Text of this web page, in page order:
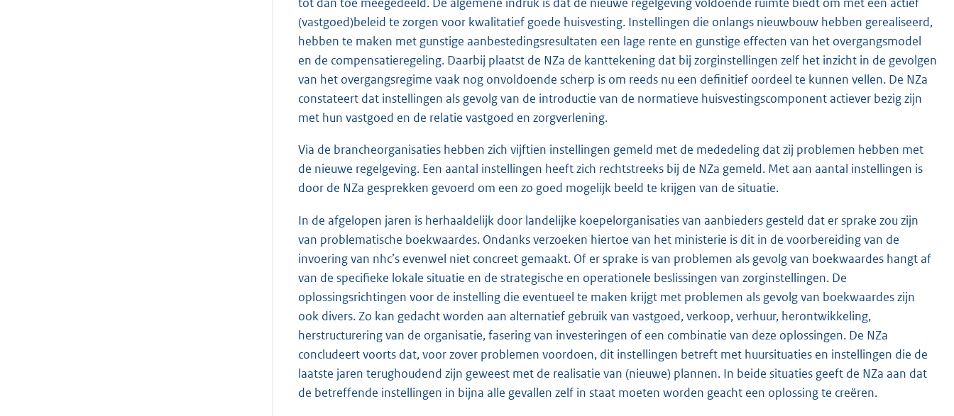
(vastgoed)beleid te zorgen voor kwalitatief goede huisvesting. Instellingen die onlangs nieuwbouw hebben gerealiseerd,
hebben te maken met gunstige aanbestedingsresultaten een lage rente en gunstige effecten van het overgangsmodel
en de compensatieregeling. Daarbij plaatst de NZa de kanttekening dat bij zorginstellingen zelf het inzicht in de gevolgen
van het overgangsregime vaak nog onvoldoende scherp is om reeds nu een definitief oordeel te kunnen vellen. De NZa
constateert dat instellingen als gevolg van de introductie van de normatieve huisvestingscomponent actiever bezig zijn
met hun vastgoed en de relatie vastgoed en zorgverlening.
Via de brancheorganisaties hebben zich vijftien instellingen gemeld met de mededeling dat zij problemen hebben met
de nieuwe regelgeving. Een aantal instellingen heeft zich rechtstreeks bij de NZa gemeld. Met aan aantal instellingen is
door de NZa gesprekken gevoerd om een zo goed mogelijk beeld te krijgen van de situatie.
In de afgelopen jaren is herhaaldelijk door landelijke koepelorganisaties van aanbieders gesteld dat er sprake zou zijn
van problematische boekwaardes. Ondanks verzoeken hiertoe van het ministerie is dit in de voorbereiding van de
invoering van nhc’s evenwel niet concreet gemaakt. Of er sprake is van problemen als gevolg van boekwaardes hangt af
van de specifieke lokale situatie en de strategische en operationele beslissingen van zorginstellingen. De
oplossingsrichtingen voor de instelling die eventueel te maken krijgt met problemen als gevolg van boekwaardes zijn
ook divers. Zo kan gedacht worden aan alternatief gebruik van vastgoed, verkoop, verhuur, herontwikkeling,
herstructurering van de organisatie, fasering van investeringen of een combinatie van deze oplossingen. De NZa
concludeert voorts dat, voor zover problemen voordoen, dit instellingen betreft met huursituaties en instellingen die de
laatste jaren terughoudend zijn geweest met de realisatie van (nieuwe) plannen. In beide situaties geeft de NZa aan dat
de betreffende instellingen in bijna alle gevallen zelf in staat moeten worden geacht een oplossing te creëren.